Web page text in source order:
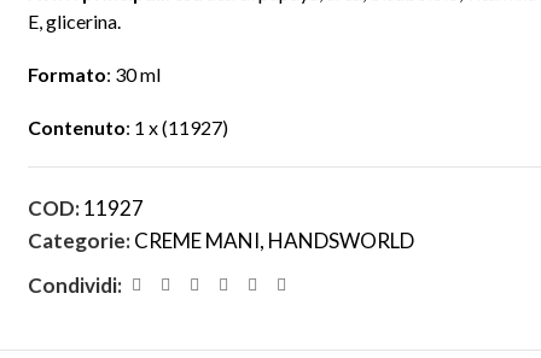
E, glicerina.
Formato: 30 ml
Contenuto: 1 x (11927)
COD:11927
Categorie:CREME MANI, HANDSWORLD
Condividi: